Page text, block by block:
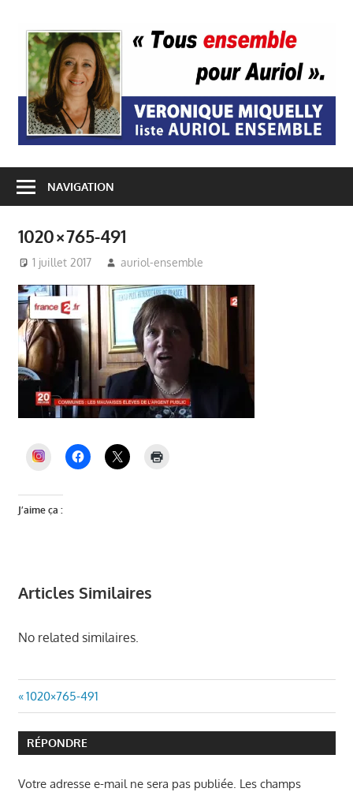
contenu
NAVIGATION
1020×765-491
1 juillet 2017 auriol-ensemble
INSTAGRAM
J’aime ça :
Articles Similaires
No related similaires.
Navigation
de
l’article
Article
précédent
:
1020×765-491
RÉPONDRE
Votre adresse e-mail ne sera pas publiée. Les champs